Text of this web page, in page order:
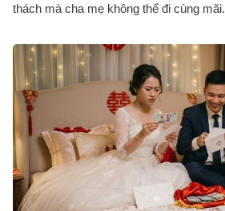
thách mà cha mẹ không thể đi cùng mãi.